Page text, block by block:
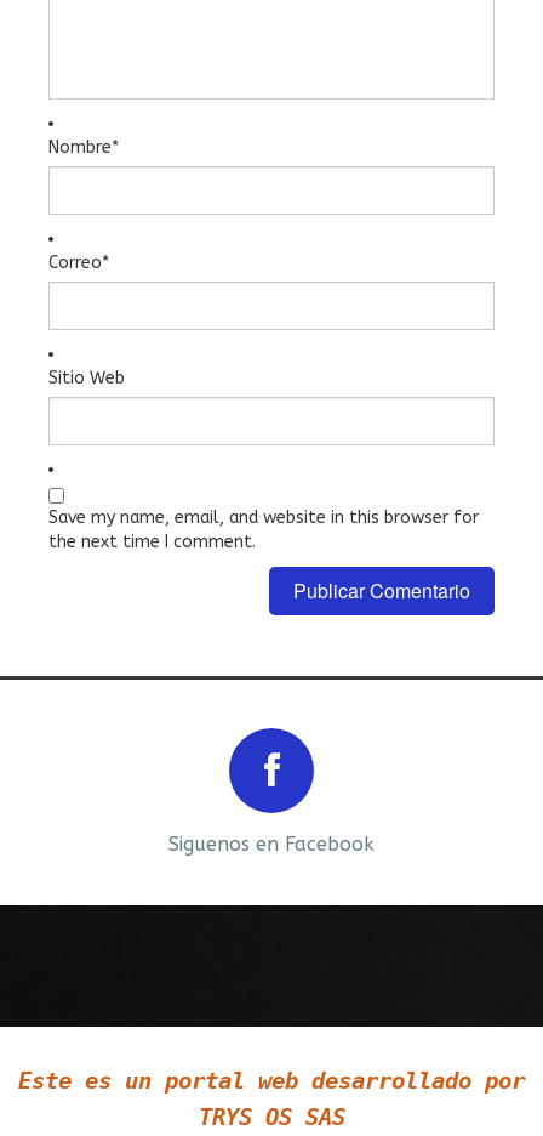
Nombre*
Correo*
Sitio Web
Save my name, email, and website in this browser for
the next time I comment.
Siguenos en Facebook
Este es un portal web desarrollado por
TRYS OS SAS